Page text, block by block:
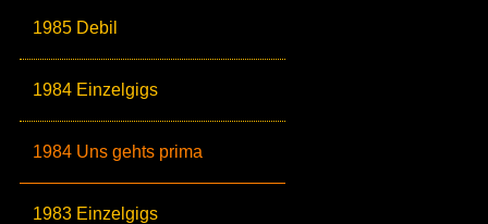
1985 Debil
1984 Einzelgigs
1984 Uns gehts prima
1983 Einzelgigs